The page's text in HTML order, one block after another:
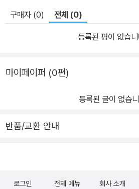
누구이며, 어떻게 이 세상과 관계 맺을까
던진다. 희곡 속에 등장하는 여덟 명의 청
게 나를 알 수 있지? 나도 나 자신을 잘 모
대 위에 펼쳐진 지름 9미터의 레슬링 매
다. 레슬링은 인류 역사상 가장 오래된 스
이 서로 몸을 맞대야 하는 거친 경기이다.
과적으로 보여 주기 위해 ‘레슬링’이라는
역동성을 불어넣는다. 뿐만 아니라 십대
에서 그들의 현실과 고뇌, 그리고 소문이
구매자 (0) 전체 (0)
등록된 평이 없습
마이페이퍼 (0편)
등록된 글이 없습
반품/교환 안내
로그인 전체 메뉴 회사 소개